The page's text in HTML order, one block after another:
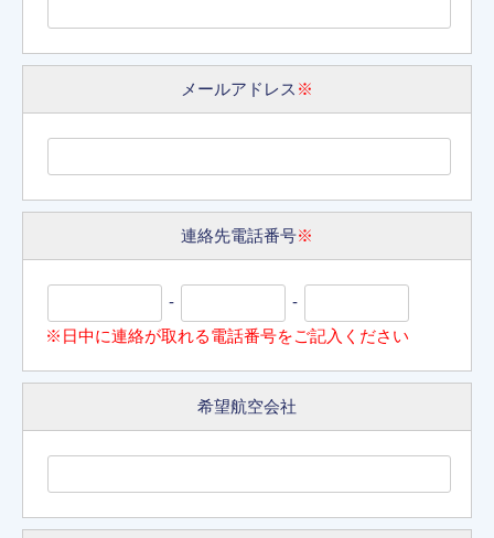
メールアドレス ※
連絡先電話番号※
-
-
※日中に連絡が取れる電話番号をご記入ください
希望航空会社